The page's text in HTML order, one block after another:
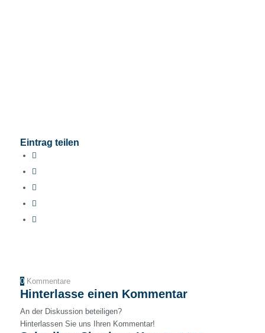
Eintrag teilen
0 Kommentare
Hinterlasse einen Kommentar
An der Diskussion beteiligen?
Hinterlassen Sie uns Ihren Kommentar!